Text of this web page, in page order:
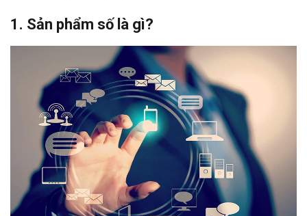
1. Sản phẩm số là gì?